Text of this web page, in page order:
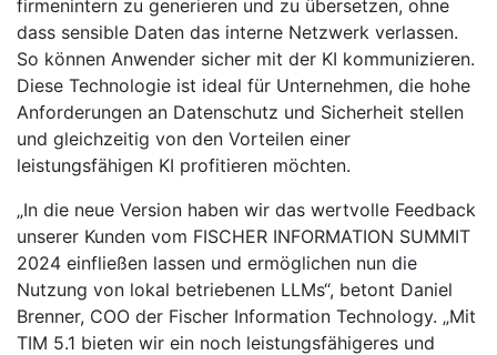
firmenintern zu generieren und zu übersetzen, ohne
dass sensible Daten das interne Netzwerk verlassen.
So können Anwender sicher mit der KI kommunizieren.
Diese Technologie ist ideal für Unternehmen, die hohe
Anforderungen an Datenschutz und Sicherheit stellen
und gleichzeitig von den Vorteilen einer
leistungsfähigen KI profitieren möchten.
„In die neue Version haben wir das wertvolle Feedback
unserer Kunden vom FISCHER INFORMATION SUMMIT
2024 einfließen lassen und ermöglichen nun die
Nutzung von lokal betriebenen LLMs“, betont Daniel
Brenner, COO der Fischer Information Technology. „Mit
TIM 5.1 bieten wir ein noch leistungsfähigeres und